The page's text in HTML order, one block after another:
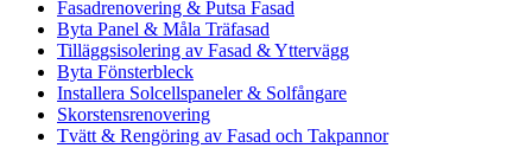
Fasadrenovering & Putsa Fasad
Byta Panel & Måla Träfasad
Tilläggsisolering av Fasad & Yttervägg
Byta Fönsterbleck
Installera Solcellspaneler & Solfångare
Skorstensrenovering
Tvätt & Rengöring av Fasad och Takpannor